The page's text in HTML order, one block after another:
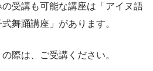
受講も可能な講座は「アイヌ語
舞踊講座」があります。
際は、ご受講ください。